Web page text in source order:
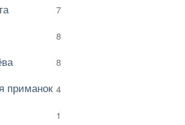
7
8
8
приманок 4
1